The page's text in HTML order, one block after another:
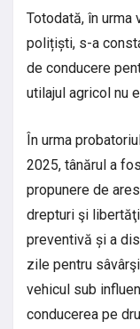
Totodată, în
polițiști, s-a
de conducere
utilajul agricol nu
În urma
2025, tânărul a
propunere de
drepturi şi
preventivă și a
zile pentru
vehicul sub
conducerea pe